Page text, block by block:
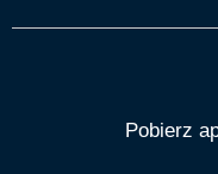
Pobierz